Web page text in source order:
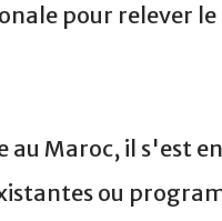
pour relever
au Maroc, il s'est
ou